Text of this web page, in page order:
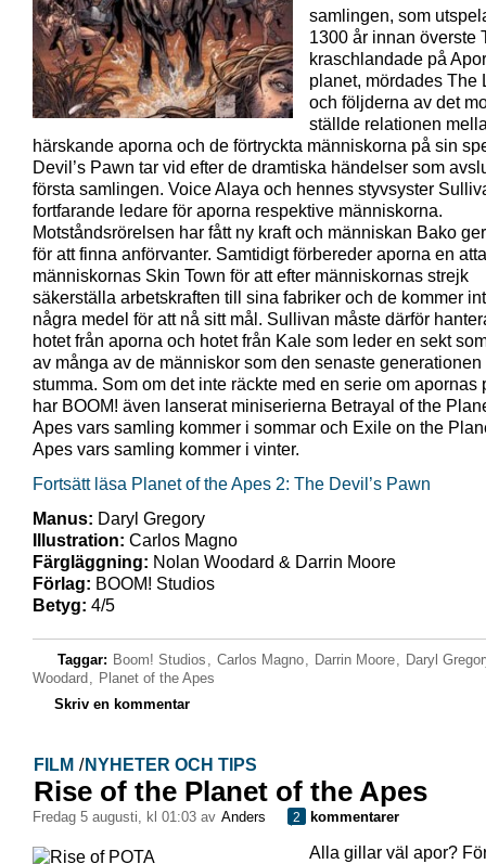
samlingen, som
1300 år innan överste
kraschlandade på
planet, mördades The
och följderna av det
ställde relationen
härskande aporna och de förtryckta människorna på sin
Devil’s Pawn tar vid efter de dramtiska händelser som
första samlingen. Voice Alaya och hennes styvsyster
fortfarande ledare för aporna respektive människorna.
Motståndsrörelsen har fått ny kraft och människan Bako
för att finna anförvanter. Samtidigt förbereder aporna en
människornas Skin Town för att efter människornas strejk
säkerställa arbetskraften till sina fabriker och de kommer
några medel för att nå sitt mål. Sullivan måste därför
hotet från aporna och hotet från Kale som leder en sekt
av många av de människor som den senaste generationen
stumma. Som om det inte räckte med en serie om apornas
har BOOM! även lanserat miniserierna Betrayal of the
Apes vars samling kommer i sommar och Exile on the
Apes vars samling kommer i vinter.
Fortsätt läsa Planet of the Apes 2: The Devil’s Pawn
Manus: Daryl Gregory
Illustration: Carlos Magno
Färgläggning: Nolan Woodard & Darrin Moore
Förlag: BOOM! Studios
Betyg: 4/5
Taggar: Boom! Studios , Carlos Magno, Darrin Moore, Daryl
Woodard , Planet of the Apes
Skriv en kommentar
FILM / NYHETER OCH TIPS
Rise of the Planet of the Apes
fredag 5 augusti, kl 01:03 av Anders 2 kommentarer
Alla gillar väl apor?